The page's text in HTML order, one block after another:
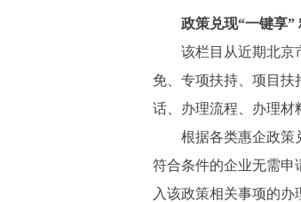
政策兑现“一键享”
该栏目从近期北京市
免、专项扶持、项目
话、办理流程、办理材
根据各类惠企政策兑
符合条件的企业无需申
入该政策相关事项的